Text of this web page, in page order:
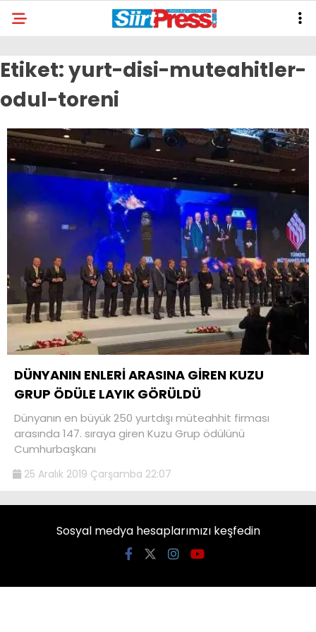
Etiket:yurt-disi-muteahitler-
odul-toreni
DÜNYANIN ENLERİ ARASINA GİREN KUZU
GRUP ÖDÜLE LAYIK GÖRÜLDÜ
Dünyanın en büyük 250 yurtdışı müteahhit firması
arasında 147. sıraya giren Kuzu Grup ödülünü
Cumhurbaşkanı
25 Aralık 2019 Çarşamba 22:07
Sosyal medya hesaplarımızı keşfedin